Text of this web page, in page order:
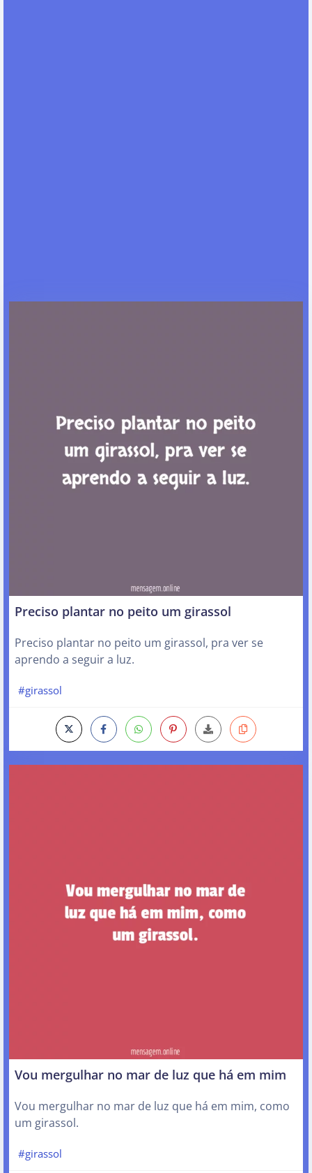
Preciso plantar no peito um girassol
Preciso plantar no peito um girassol, pra ver se
aprendo a seguir a luz.
#girassol
Vou mergulhar no mar de luz que há em mim
Vou mergulhar no mar de luz que há em mim, como
um girassol.
#girassol